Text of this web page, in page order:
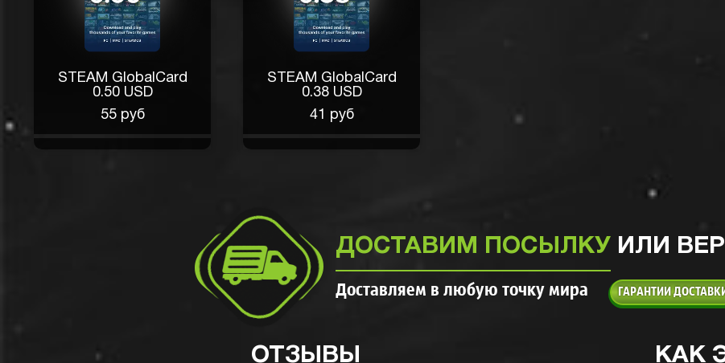
STEAM GlobalCard
0.50 USD
55 руб
STEAM GlobalCard
0.38 USD
41 руб
ДОСТАВИМ ПОСЫЛКУ ИЛИ
Доставляем в любую точку мира ГАРАНТИИ
ОТЗЫВЫ
Классная штука для занятий дома. Компактный, а
Andrey Sokolov час назад
Выпали прикольные часы
Viktor Gromov час назад
что падает так мне сначала выпал кабель
зарядный, потом наушники дешевые а вот на
КАК